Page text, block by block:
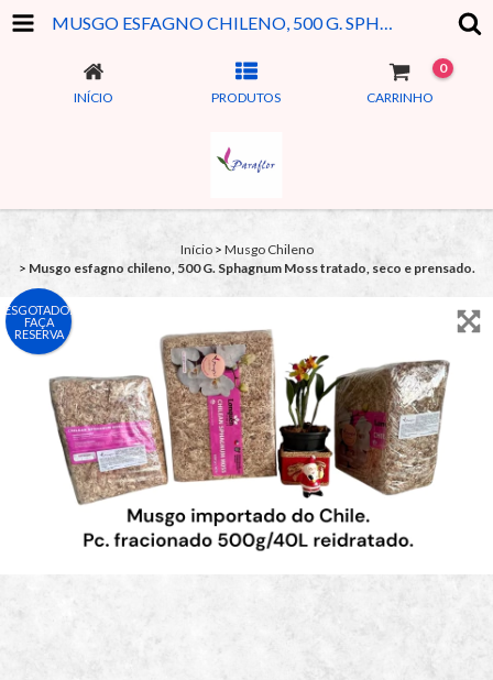
MUSGO ESFAGNO CHILENO, 500 G. SPHAGNUM MOSS TRATADO, SECO E PRENSADO.
INÍCIO PRODUTOS CARRINHO
0
Início > Musgo Chileno
> Musgo esfagno chileno, 500 G. Sphagnum Moss tratado, seco e prensado.
ESGOTADO:
FAÇA
RESERVA